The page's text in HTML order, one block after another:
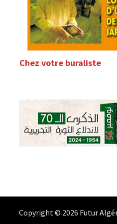
Chez votre buraliste
Copyright © 2026 Futur